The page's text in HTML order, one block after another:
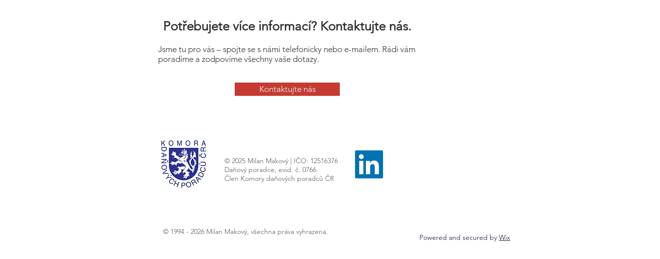
Potřebujete více informací? Kontaktujte nás.
Jsme tu pro vás – spojte se s námi telefonicky nebo e-mailem. Rádi vám
poradíme a zodpovíme všechny vaše dotazy.
Kontaktujte nás
© 2025 Milan Makový | IČO: 12516376
Daňový poradce, evid. č. 0766
Člen Komory daňových poradců ČR
© 1994 - 2026 Milan Makový, všechna práva vyhrazena.
Powered and secured by Wix